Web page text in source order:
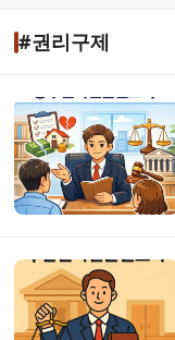
#권리구제